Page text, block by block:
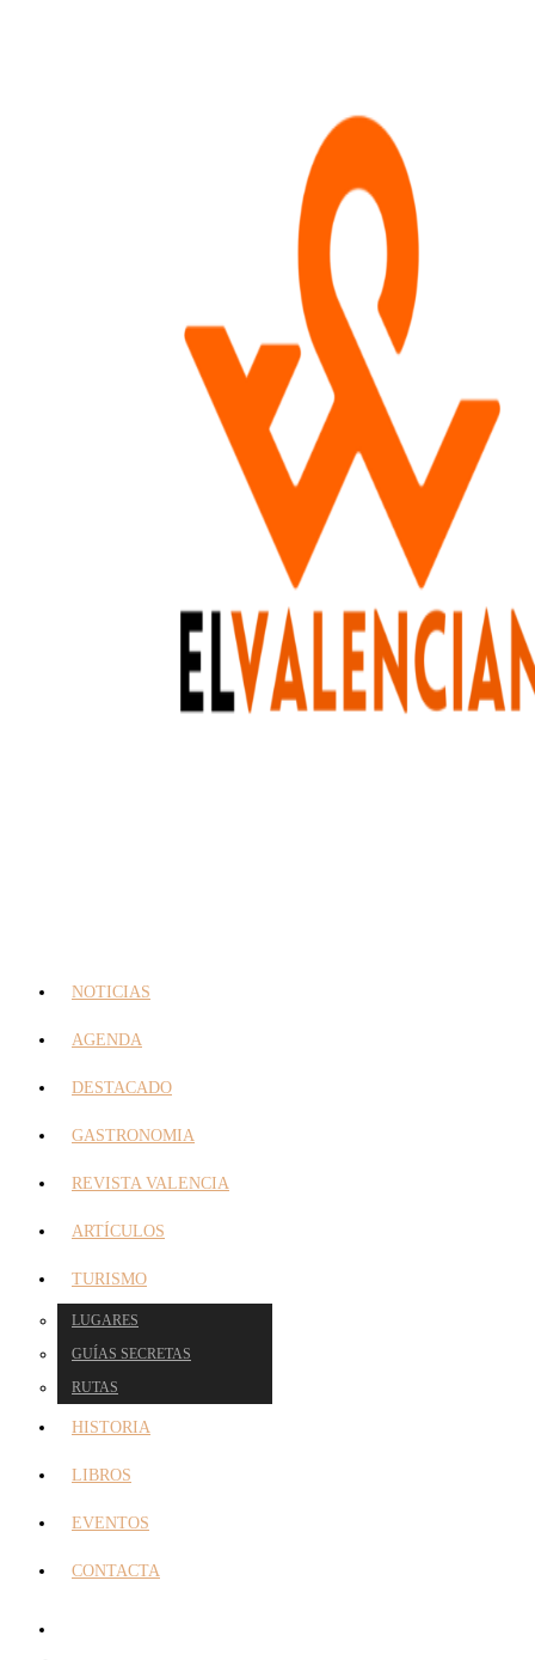
NOTICIAS
AGENDA
DESTACADO
GASTRONOMIA
REVISTA VALENCIA
ARTÍCULOS
TURISMO
LUGARES
GUÍAS SECRETAS
RUTAS
HISTORIA
LIBROS
EVENTOS
CONTACTA